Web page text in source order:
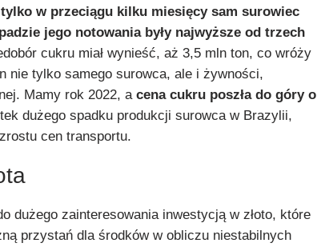
w przeciągu kilku miesięcy sam surowiec
jego notowania były najwyższe od trzech
cukru miał wynieść, aż 3,5 mln ton, co wróży
nie tylko samego surowca, ale i żywności,
Mamy rok 2022, acena cukru poszła do góry o
dużego spadku produkcji surowca w Brazylii,
cen transportu.
dużego zainteresowania inwestycją w złoto, które
przystań dla środków w obliczu niestabilnych